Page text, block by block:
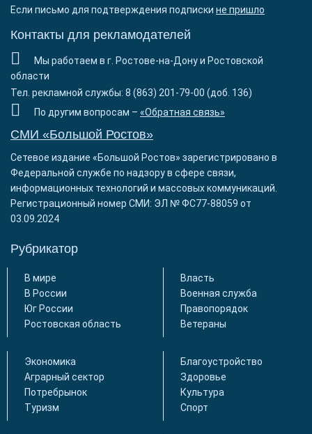
Если письмо для подтверждения подписки не пришло
Контакты для рекламодателей
Мы работаем в г. Ростове-на-Дону и Ростовской
области
Тел. рекламной службы: 8 (863) 201-79-00 (доб. 136)
По другим вопросам – «Обратная связь»
СМИ «Большой Ростов»
Сетевое издание «Большой Ростов» зарегистрировано в
Федеральной службе по надзору в сфере связи,
информационных технологий и массовых коммуникаций.
Регистрационный номер СМИ: ЭЛ № ФС77-88059 от
03.09.2024
Рубрикатор
В мире
В России
Юг России
Ростовская область
Власть
Военная служба
Правопорядок
Ветераны
Экономика
Аграрный сектор
Потребрынок
Туризм
Благоустройство
Здоровье
Культура
Спорт